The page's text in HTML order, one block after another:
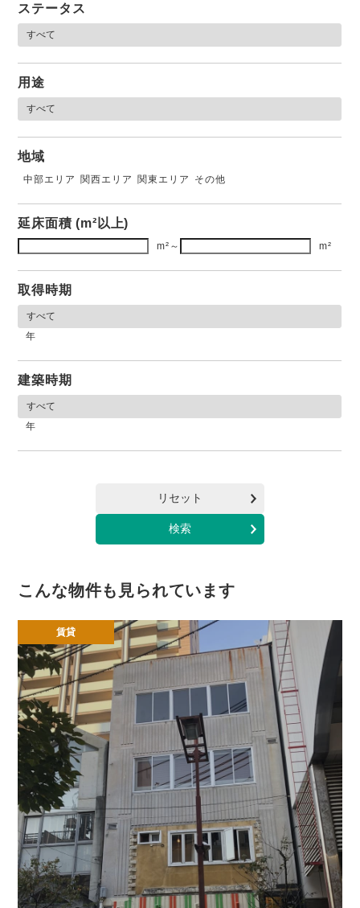
ステータス
用途
地域
中部エリア 関西エリア 関東エリア その他
延床面積 (m²以上)
m² ～ m²
取得時期
年
建築時期
年
リセット
こんな物件も見られています
賃貸